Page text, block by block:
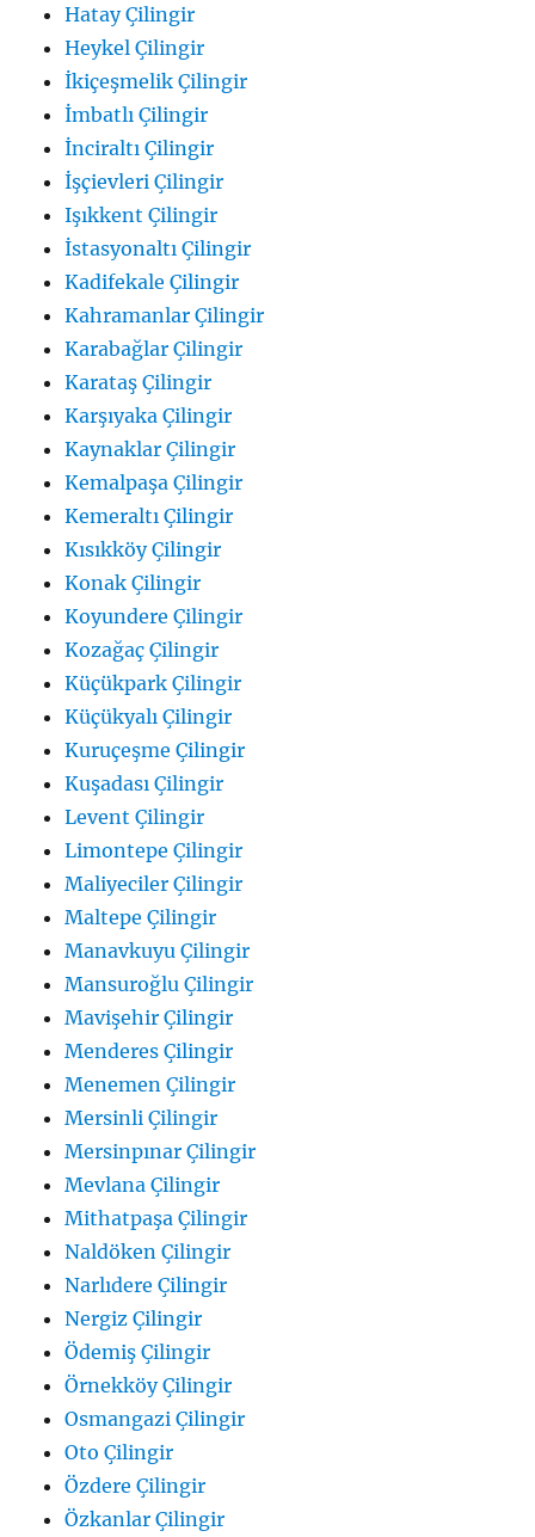
Hatay Çilingir
Heykel Çilingir
İkiçeşmelik Çilingir
İmbatlı Çilingir
İnciraltı Çilingir
İşçievleri Çilingir
Işıkkent Çilingir
İstasyonaltı Çilingir
Kadifekale Çilingir
Kahramanlar Çilingir
Karabağlar Çilingir
Karataş Çilingir
Karşıyaka Çilingir
Kaynaklar Çilingir
Kemalpaşa Çilingir
Kemeraltı Çilingir
Kısıkköy Çilingir
Konak Çilingir
Koyundere Çilingir
Kozağaç Çilingir
Küçükpark Çilingir
Küçükyalı Çilingir
Kuruçeşme Çilingir
Kuşadası Çilingir
Levent Çilingir
Limontepe Çilingir
Maliyeciler Çilingir
Maltepe Çilingir
Manavkuyu Çilingir
Mansuroğlu Çilingir
Mavişehir Çilingir
Menderes Çilingir
Menemen Çilingir
Mersinli Çilingir
Mersinpınar Çilingir
Mevlana Çilingir
Mithatpaşa Çilingir
Naldöken Çilingir
Narlıdere Çilingir
Nergiz Çilingir
Ödemiş Çilingir
Örnekköy Çilingir
Osmangazi Çilingir
Oto Çilingir
Özdere Çilingir
Özkanlar Çilingir